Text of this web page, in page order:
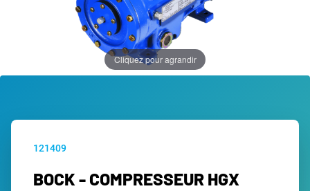
Cliquez pour agrandir
121409
BOCK - COMPRESSEUR HGX